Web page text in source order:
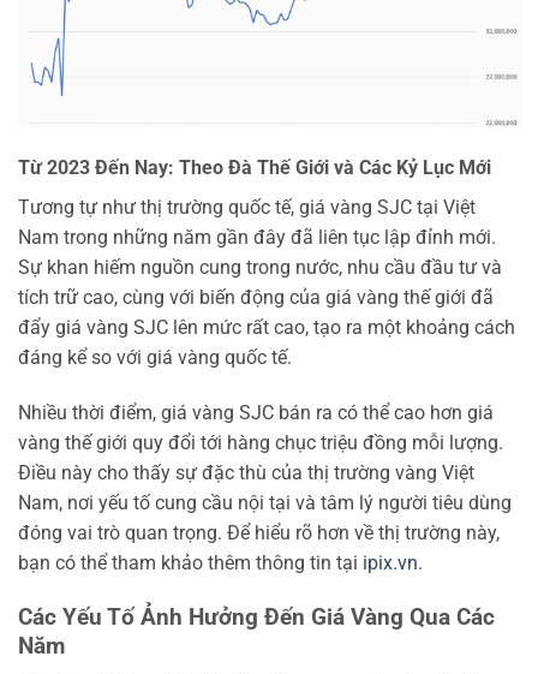
Từ 2023 Đến Nay: Theo Đà Thế Giới và Các Kỷ Lục Mới
Tương tự như thị trường quốc tế, giá vàng SJC tại Việt
Nam trong những năm gần đây đã liên tục lập đỉnh mới.
Sự khan hiếm nguồn cung trong nước, nhu cầu đầu tư và
tích trữ cao, cùng với biến động của giá vàng thế giới đã
đẩy giá vàng SJC lên mức rất cao, tạo ra một khoảng cách
đáng kể so với giá vàng quốc tế.
Nhiều thời điểm, giá vàng SJC bán ra có thể cao hơn giá
vàng thế giới quy đổi tới hàng chục triệu đồng mỗi lượng.
Điều này cho thấy sự đặc thù của thị trường vàng Việt
Nam, nơi yếu tố cung cầu nội tại và tâm lý người tiêu dùng
đóng vai trò quan trọng. Để hiểu rõ hơn về thị trường này,
bạn có thể tham khảo thêm thông tin tại ipix.vn.
Các Yếu Tố Ảnh Hưởng Đến Giá Vàng Qua Các
Năm